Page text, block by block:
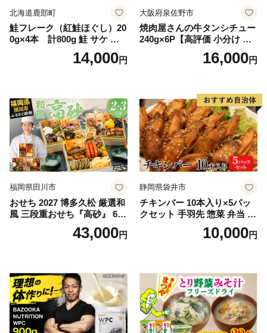
北海道鹿部町
鮭フレーク（紅鮭ほぐし）20
0g×4本 計800g 鮭 サケ 鮭
ほぐし サケフレーク シャケ
フレーク 鮭フレーク14,000円
大阪府泉佐野市
焼肉屋さんの牛タンシチュー
240g×6P【高評価 小分け 惣
菜 牛たん 一人暮らし 冷凍】
16,000円
福岡県田川市
おせち 2027 博多久松 厳選和
風 三段重おせち『高砂』 6.5
寸 3段重 2～3人前 おせち料
理 重箱 お正月 冷凍おせち 縁
ち 本格おせち おせち予約 年
末 年始 お取り寄せ 新春 贅沢
おせち こだわりおせち 惣菜
老舗おせち ふるさと納税お
せち 御節 お節料理 正月 調理
不要 おせち料理2027
43,000円
静岡県袋井市
チキンバー 10本入り×5パッ
クセット 手羽先 惣菜 弁当 お
かず お酒 おつまみ ギフト キ
ャンプ アウトドア キャンプ
10,000円